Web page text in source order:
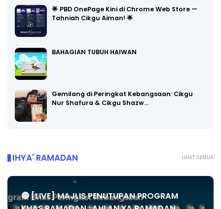
🌟 PBD OnePage Kini di Chrome Web Store —
Tahniah Cikgu Aiman! 🌟
BAHAGIAN TUBUH HAIWAN
Gemilang di Peringkat Kebangsaan: Cikgu
Nur Shafura & Cikgu Shazw…
LIHAT SEMUA
IHYA' RAMADAN
🔴 [LIVE] MAJLIS PENUTUPAN PROGRAM